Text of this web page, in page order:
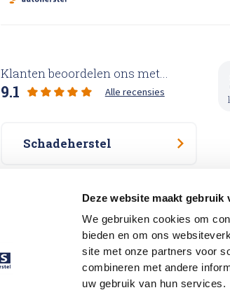
Deze website maakt gebruik
We gebruiken cookies om
bieden en om ons
site met onze partners voor
combineren met andere
uw gebruik van hun services.
Klanten beoordelen ons met...
9.1 Alle recensies
Schadeherstel
Specialisme
Vestigingen